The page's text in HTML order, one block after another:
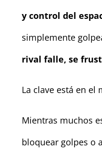
y control del
simplemente
rival falle, se
La clave está en el
Mientras muchos
bloquear golpes o